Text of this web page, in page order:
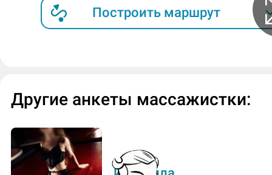
Ты любишь инициативу от гостя или
Как повести себя гостю, чтобы
расположить к себе?
Улыбаться, вести себя вежливо, не
Построить маршрут
Другие анкеты массажистки: